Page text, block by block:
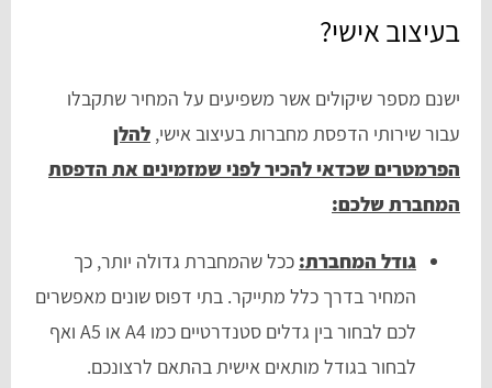
בעיצוב אישי?
ישנם מספר שיקולים אשר משפיעים על המחיר שתקבלו
עבור שירותי הדפסת מחברות בעיצוב אישי, להלן
הפרמטרים שכדאי להכיר לפני שמזמינים את הדפסת
המחברת שלכם:
גודל המחברת: ככל שהמחברת גדולה יותר, כך
המחיר בדרך כלל מתייקר. בתי דפוס שונים מאפשרים
לכם לבחור בין גדלים סטנדרטיים כמו A4 או A5 ואף
לבחור בגודל מותאים אישית בהתאם לרצונכם.